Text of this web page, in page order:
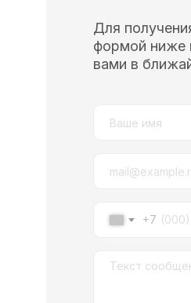
Для
формой ниже
вами в
+7